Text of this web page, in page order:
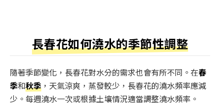
長春花如何澆水的季節性調整
隨著季節變化，長春花對水分的需求也會有所不同。在春
季和秋季 ，天氣涼爽，蒸發較少，長春花的澆水頻率應減
少。每週澆水一次或根據土壤情況適當調整澆水頻率。